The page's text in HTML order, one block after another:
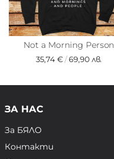
Not a Morning Person
35,74 €/69,90 лв.
ЗА НАС
За БЯЛО
Контакти